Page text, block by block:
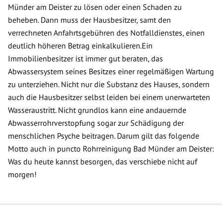
Münder am Deister zu lösen oder einen Schaden zu
beheben. Dann muss der Hausbesitzer, samt den
verrechneten Anfahrtsgebühren des Notfalldienstes, einen
deutlich höheren Betrag einkalkulieren.Ein
Immobilienbesitzer ist immer gut beraten, das
Abwassersystem seines Besitzes einer regelmäßigen Wartung
zu unterziehen. Nicht nur die Substanz des Hauses, sondern
auch die Hausbesitzer selbst leiden bei einem unerwarteten
Wasseraustritt. Nicht grundlos kann eine andauernde
Abwasserrohrverstopfung sogar zur Schädigung der
menschlichen Psyche beitragen. Darum gilt das folgende
Motto auch in puncto Rohrreinigung Bad Münder am Deister:
Was du heute kannst besorgen, das verschiebe nicht auf
morgen!